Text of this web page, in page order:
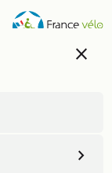
Aller
au
close
Toutes les
Vaison-